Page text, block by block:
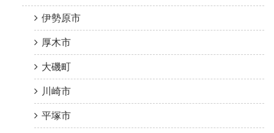
伊勢原市
厚木市
大磯町
川崎市
平塚市